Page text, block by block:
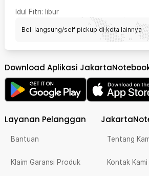
Idul Fitri: libur
Beli langsung/self pickup di kota lainnya
Download Aplikasi
Layanan Pelanggan
Bantuan
Klaim Garansi Produk
Tentang
Kontak Kami